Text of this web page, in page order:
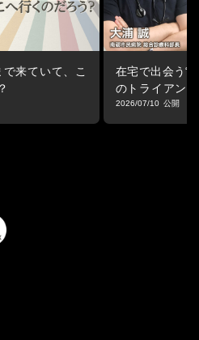
わせ
症状
つの基本原則
イント
あるならば・・・
来ていて、こ
在宅で出会う“
のトライアン
る視点
2026/07/10